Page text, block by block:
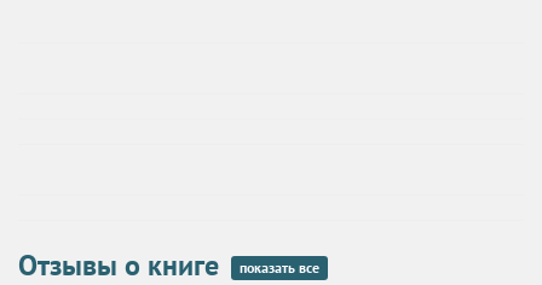
Отзывы о книге показать все